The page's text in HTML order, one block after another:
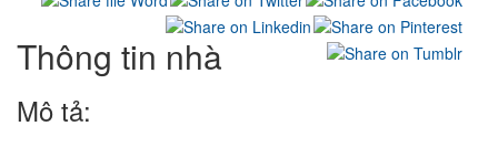
Thông tin nhà
Mô tả: